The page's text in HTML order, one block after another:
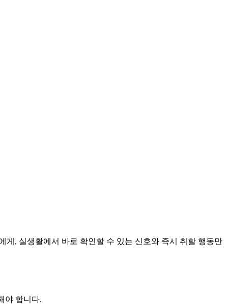
게, 실생활에서 바로 확인할 수 있는 신호와 즉시 취할 행동만
야 합니다.